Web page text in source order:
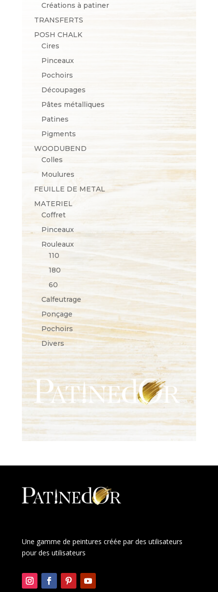
Créations à patiner
TRANSFERTS
POSH CHALK
Cires
Pinceaux
Pochoirs
Découpages
Pâtes métalliques
Patines
Pigments
WOODUBEND
Colles
Moulures
FEUILLE DE METAL
MATERIEL
Coffret
Pinceaux
Rouleaux
110
180
60
Calfeutrage
Ponçage
Pochoirs
Divers
Une gamme de peintures créée par des utilisateurs
pour des utilisateurs